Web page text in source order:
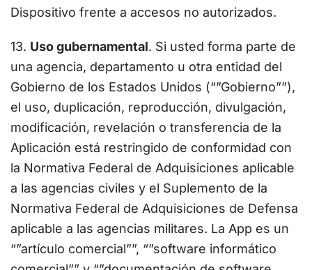
Dispositivo frente a accesos no autorizados.
13. Uso gubernamental. Si usted forma parte de
una agencia, departamento u otra entidad del
Gobierno de los Estados Unidos (“”Gobierno””),
el uso, duplicación, reproducción, divulgación,
modificación, revelación o transferencia de la
Aplicación está restringido de conformidad con
la Normativa Federal de Adquisiciones aplicable
a las agencias civiles y el Suplemento de la
Normativa Federal de Adquisiciones de Defensa
aplicable a las agencias militares. La App es un
“”artículo comercial””, “”software informático